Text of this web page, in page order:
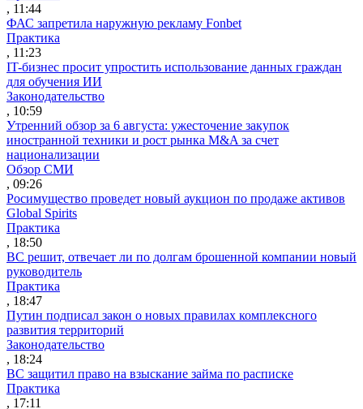
, 11:44
ФАС запретила наружную рекламу Fonbet
Практика
, 11:23
IT-бизнес просит упростить использование данных граждан
для обучения ИИ
Законодательство
, 10:59
Утренний обзор за 6 августа: ужесточение закупок
иностранной техники и рост рынка M&A за счет
национализации
Обзор СМИ
, 09:26
Росимущество проведет новый аукцион по продаже активов
Global Spirits
Практика
, 18:50
ВС решит, отвечает ли по долгам брошенной компании новый
руководитель
Практика
, 18:47
Путин подписал закон о новых правилах комплексного
развития территорий
Законодательство
, 18:24
ВС защитил право на взыскание займа по расписке
Практика
, 17:11